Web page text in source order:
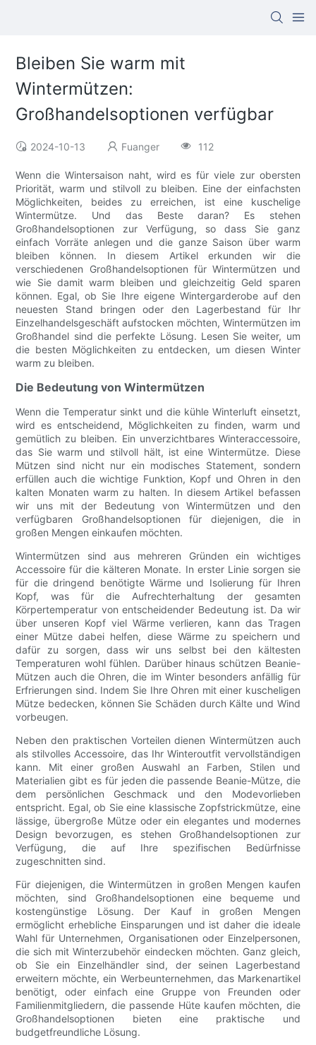
Bleiben Sie warm mit
Wintermützen:
Großhandelsoptionen verfügbar
2024-10-13 Fuanger 112
Wenn die Wintersaison naht, wird es für viele zur obersten
Priorität, warm und stilvoll zu bleiben. Eine der einfachsten
Möglichkeiten, beides zu erreichen, ist eine kuschelige
Wintermütze. Und das Beste daran? Es stehen
Großhandelsoptionen zur Verfügung, so dass Sie ganz
einfach Vorräte anlegen und die ganze Saison über warm
bleiben können. In diesem Artikel erkunden wir die
verschiedenen Großhandelsoptionen für Wintermützen und
wie Sie damit warm bleiben und gleichzeitig Geld sparen
können. Egal, ob Sie Ihre eigene Wintergarderobe auf den
neuesten Stand bringen oder den Lagerbestand für Ihr
Einzelhandelsgeschäft aufstocken möchten, Wintermützen im
Großhandel sind die perfekte Lösung. Lesen Sie weiter, um
die besten Möglichkeiten zu entdecken, um diesen Winter
warm zu bleiben.
Die Bedeutung von Wintermützen
Wenn die Temperatur sinkt und die kühle Winterluft einsetzt,
wird es entscheidend, Möglichkeiten zu finden, warm und
gemütlich zu bleiben. Ein unverzichtbares Winteraccessoire,
das Sie warm und stilvoll hält, ist eine Wintermütze. Diese
Mützen sind nicht nur ein modisches Statement, sondern
erfüllen auch die wichtige Funktion, Kopf und Ohren in den
kalten Monaten warm zu halten. In diesem Artikel befassen
wir uns mit der Bedeutung von Wintermützen und den
verfügbaren Großhandelsoptionen für diejenigen, die in
großen Mengen einkaufen möchten.
Wintermützen sind aus mehreren Gründen ein wichtiges
Accessoire für die kälteren Monate. In erster Linie sorgen sie
für die dringend benötigte Wärme und Isolierung für Ihren
Kopf, was für die Aufrechterhaltung der gesamten
Körpertemperatur von entscheidender Bedeutung ist. Da wir
über unseren Kopf viel Wärme verlieren, kann das Tragen
einer Mütze dabei helfen, diese Wärme zu speichern und
dafür zu sorgen, dass wir uns selbst bei den kältesten
Temperaturen wohl fühlen. Darüber hinaus schützen Beanie-
Mützen auch die Ohren, die im Winter besonders anfällig für
Erfrierungen sind. Indem Sie Ihre Ohren mit einer kuscheligen
Mütze bedecken, können Sie Schäden durch Kälte und Wind
vorbeugen.
Neben den praktischen Vorteilen dienen Wintermützen auch
als stilvolles Accessoire, das Ihr Winteroutfit vervollständigen
kann. Mit einer großen Auswahl an Farben, Stilen und
Materialien gibt es für jeden die passende Beanie-Mütze, die
dem persönlichen Geschmack und den Modevorlieben
entspricht. Egal, ob Sie eine klassische Zopfstrickmütze, eine
lässige, übergroße Mütze oder ein elegantes und modernes
Design bevorzugen, es stehen Großhandelsoptionen zur
Verfügung, die auf Ihre spezifischen Bedürfnisse
zugeschnitten sind.
Für diejenigen, die Wintermützen in großen Mengen kaufen
möchten, sind Großhandelsoptionen eine bequeme und
kostengünstige Lösung. Der Kauf in großen Mengen
ermöglicht erhebliche Einsparungen und ist daher die ideale
Wahl für Unternehmen, Organisationen oder Einzelpersonen,
die sich mit Winterzubehör eindecken möchten. Ganz gleich,
ob Sie ein Einzelhändler sind, der seinen Lagerbestand
erweitern möchte, ein Werbeunternehmen, das Markenartikel
benötigt, oder einfach eine Gruppe von Freunden oder
Familienmitgliedern, die passende Hüte kaufen möchten, die
Großhandelsoptionen bieten eine praktische und
budgetfreundliche Lösung.